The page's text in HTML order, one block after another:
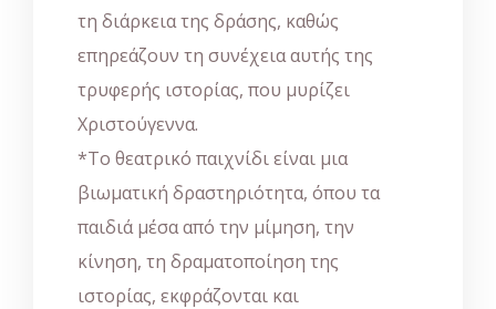
τη διάρκεια της δράσης, καθώς
επηρεάζουν τη συνέχεια αυτής της
τρυφερής ιστορίας, που μυρίζει
Χριστούγεννα.
*Το θεατρικό παιχνίδι είναι μια
βιωματική δραστηριότητα, όπου τα
παιδιά μέσα από την μίμηση, την
κίνηση, τη δραματοποίηση της
ιστορίας, εκφράζονται και